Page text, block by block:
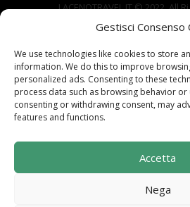
Gestisci Consenso
We use technologies like cookies to store
information. We do this to improve
personalized ads. Consenting to these
process data such as browsing behavior
consenting or withdrawing consent, may
features and functions.
Accetta
Nega
LACENOTRAVEL.IT © 2022. All
via Alle Mandrie, 83043 Bagnoli
Powered byTreeWeb|
Contatti |Mappa
Sito realizzato con i fondi del
Locale I Sentieri del Buon
Programma di Sviluppo Rurale
2014-2020. Misura 19 -